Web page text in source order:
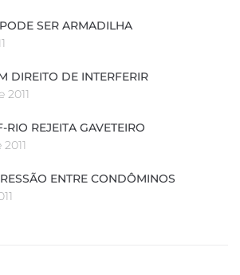
SER ARMADILHA
DIREITO DE INTERFERIR
2011
REJEITA GAVETEIRO
ENTRE CONDÔMINOS